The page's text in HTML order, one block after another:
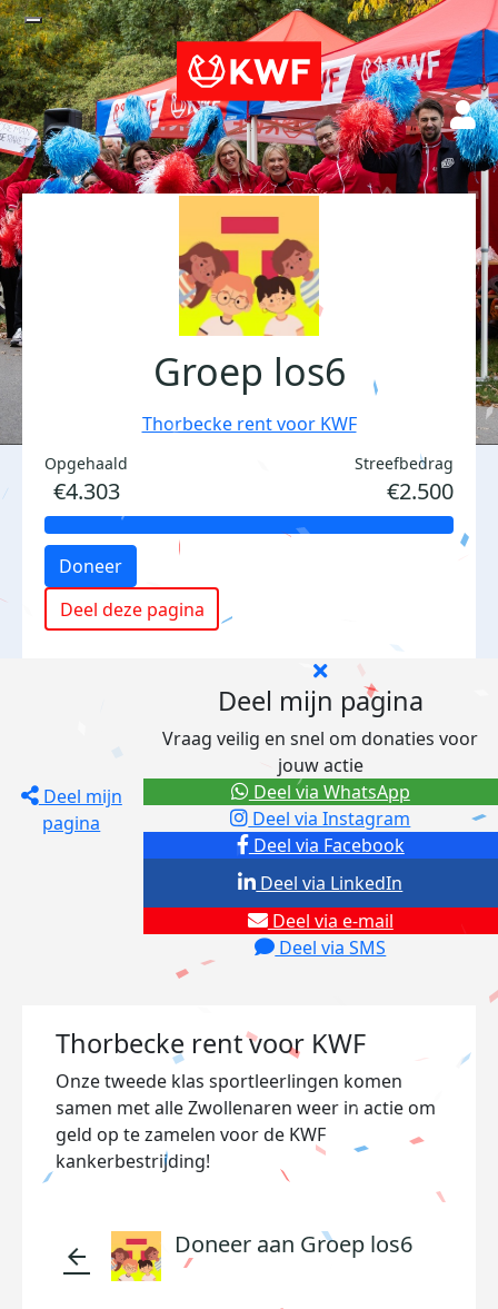
Groep los6
Thorbecke rent voor KWF
Opgehaald
€4.303
Streefbedrag
€2.500
Doneer
Deel deze pagina
Deel mijn
pagina
Deel mijn pagina
Vraag veilig en snel om donaties voor
jouw actie
Deel via Facebook
Deel via Instagram
Deel via e-mail
Deel via SMS
Deel via LinkedIn
Deel via WhatsApp
Thorbecke rent voor KWF
Onze tweede klas sportleerlingen komen
samen met alle Zwollenaren weer in actie om
geld op te zamelen voor de KWF
kankerbestrijding!
arrow_back Doneer aan Groep los6